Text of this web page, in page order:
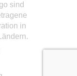
sind
in